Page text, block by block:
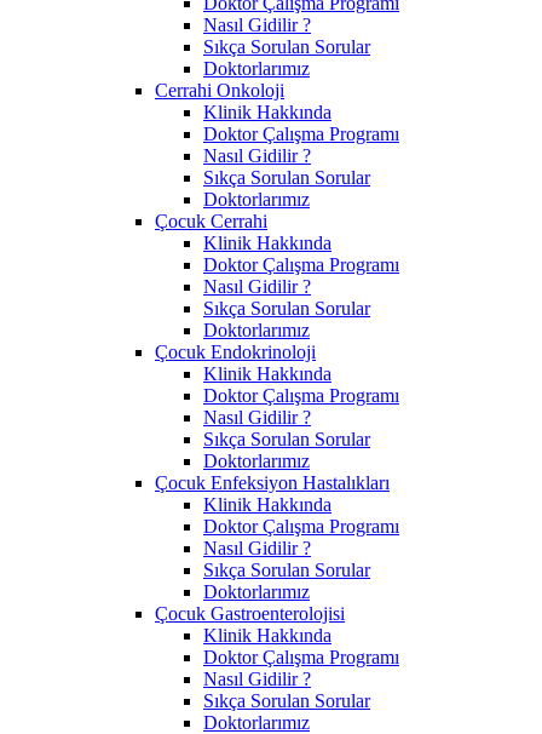
Nasıl Gidilir ?
Sıkça Sorulan Sorular
Doktorlarımız
Cerrahi Onkoloji
Klinik Hakkında
Doktor Çalışma Programı
Nasıl Gidilir ?
Sıkça Sorulan Sorular
Doktorlarımız
Çocuk Cerrahi
Klinik Hakkında
Doktor Çalışma Programı
Nasıl Gidilir ?
Sıkça Sorulan Sorular
Doktorlarımız
Çocuk Endokrinoloji
Klinik Hakkında
Doktor Çalışma Programı
Nasıl Gidilir ?
Sıkça Sorulan Sorular
Doktorlarımız
Çocuk Enfeksiyon Hastalıkları
Klinik Hakkında
Doktor Çalışma Programı
Nasıl Gidilir ?
Sıkça Sorulan Sorular
Doktorlarımız
Çocuk Gastroenterolojisi
Klinik Hakkında
Doktor Çalışma Programı
Nasıl Gidilir ?
Sıkça Sorulan Sorular
Doktorlarımız